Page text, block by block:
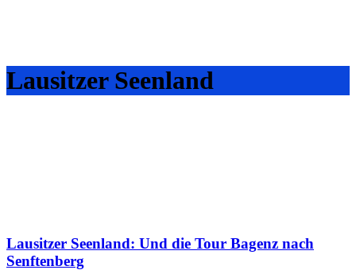
Lausitzer Seenland
Lausitzer Seenland: Und die Tour Bagenz nach
Senftenberg